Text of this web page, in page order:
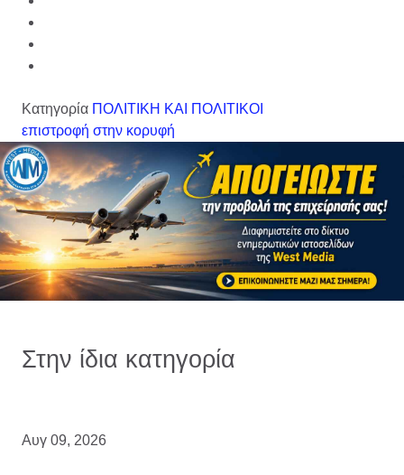
Κατηγορία ΠΟΛΙΤΙΚΗ ΚΑΙ ΠΟΛΙΤΙΚΟΙ
επιστροφή στην κορυφή
Στην ίδια κατηγορία
Αυγ 09, 2026